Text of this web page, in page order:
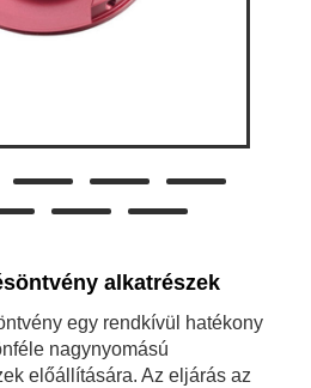
alkatrészek
egy rendkívül hatékony
nagynyomású
előállítására. Az eljárás az